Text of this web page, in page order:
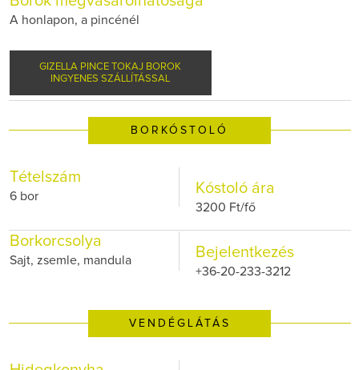
A honlapon, a pincénél
GIZELLA PINCE TOKAJ BOROK
INGYENES SZÁLLÍTÁSSAL
BORKÓSTOLÓ
Tételszám
6 bor Kóstoló ára
3200 Ft/fő
Borkorcsolya
Sajt, zsemle, mandula Bejelentkezés
+36-20-233-3212
VENDÉGLÁTÁS